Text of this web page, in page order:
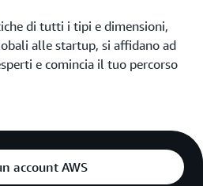
di tutti i tipi e dimensioni,
alle startup, si affidano ad
e comincia il tuo percorso
account AWS